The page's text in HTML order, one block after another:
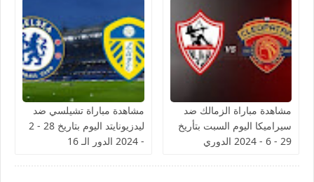
مشاهدة مباراة الزمالك ضد
سيراميكا اليوم السبت بتأريخ
29 - 6 - 2024 الدوري
مشاهدة مباراة تشيلسي ضد
ليدزيونايتد اليوم بتاريخ 28 - 2
- 2024 الدور الـ 16